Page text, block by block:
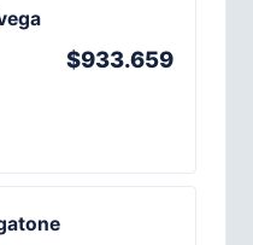
$933.659